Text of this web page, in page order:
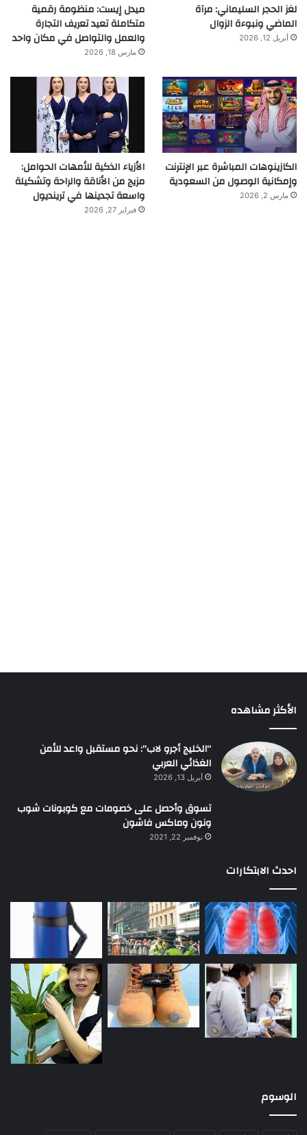
لغز الحجر السليماني: مرآة
الماضي ونبوءة الزوال
أبريل 12, 2026
ميدل إيست: منظومة رقمية
متكاملة تعيد تعريف التجارة
والعمل والتواصل في مكان واحد
مارس 18, 2026
الكازينوهات المباشرة عبر الإنترنت
وإمكانية الوصول من السعودية
مارس 2, 2026
الأزياء الذكية للأمهات الحوامل:
مزيج من الأناقة والراحة وتشكيلة
واسعة تجدينها في ترينديول
فبراير 27, 2026
الأكثر مشاهده
“الخليج أجرو لاب”: نحو مستقبل واعد للأمن
الغذائي العربي
أبريل 13, 2026
تسوق وأحصل على خصومات مع كوبونات شوب
ونون وماكس فاشون
نوفمبر 22, 2021
احدث الابتكارات
الوسوم